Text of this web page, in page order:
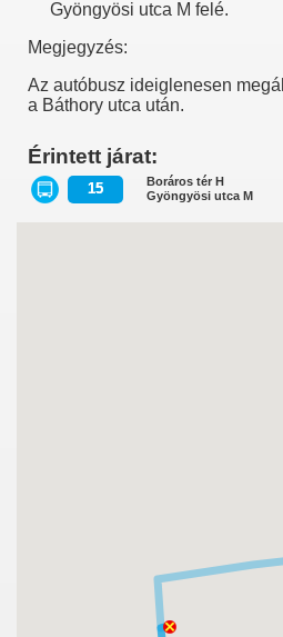
Gyöngyösi utca M felé.
Megjegyzés:
Az autóbusz ideiglenesen
a Báthory utca után.
Érintett járat:
15
Boráros tér H
Gyöngyösi utca M